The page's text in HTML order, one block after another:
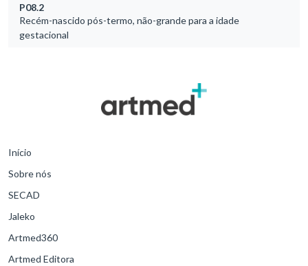
P08.2
Recém-nascido pós-termo, não-grande para a idade
gestacional
Início
Sobre nós
SECAD
Jaleko
Artmed360
Artmed Editora